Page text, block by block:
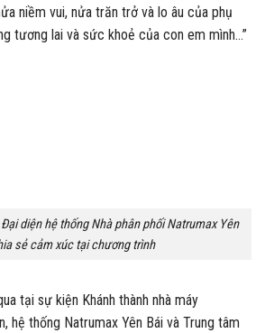
niềm vui, nửa trăn trở và lo âu của phụ
tương lai và sức khoẻ của con em mình…”
diện hệ thống Nhà phân phối Natrumax Yên
sẻ cảm xúc tại chương trình
tại sự kiện Khánh thành nhà máy
hệ thống Natrumax Yên Bái và Trung tâm